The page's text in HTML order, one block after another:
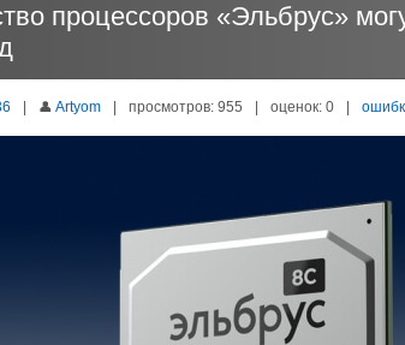
процессоров «Эльбрус»
| 👤 Artyom | просмотров: 955 | оценок: 0 |